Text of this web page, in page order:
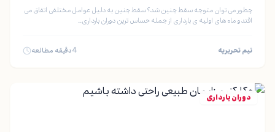
چطور می توان متوجه سقط جنین شد؟ سقط جنین به دلیل عوامل مختلفی اتفاق می
افتد و ماه های اولیه ی بارداری از جمله حساس ترین دوران بارداری…
تیم تحریریه 4دقیقه مطالعه
دوران بارداری